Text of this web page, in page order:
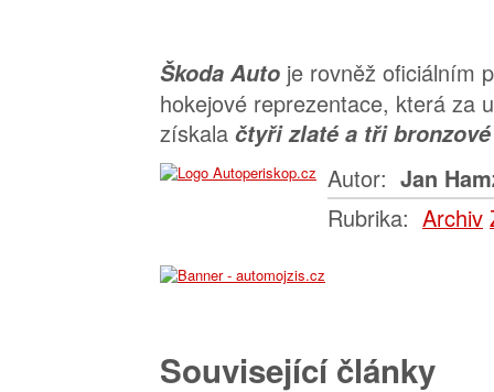
Škoda Auto je rovněž oficiálním
hokejové reprezentace, která za
získala čtyři zlaté a tři
Autor: Jan
Rubrika: Archiv
Související články